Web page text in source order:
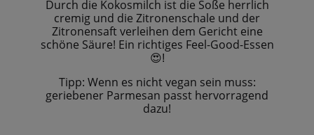
Durch die Kokosmilch ist die Soße herrlich
cremig und die Zitronenschale und der
Zitronensaft verleihen dem Gericht eine
schöne Säure! Ein richtiges Feel-Good-Essen
😍!
Tipp: Wenn es nicht vegan sein muss:
geriebener Parmesan passt hervorragend
dazu!